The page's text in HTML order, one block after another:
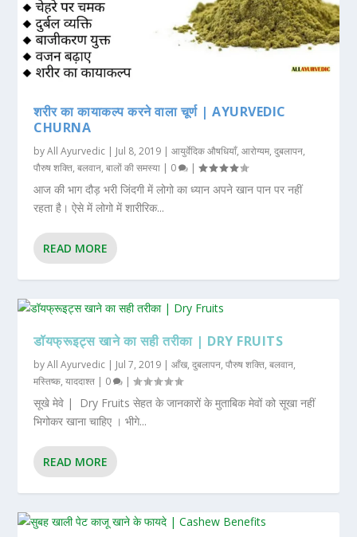
शरीर का कायाकल्प करने वाला चूर्ण | AYURVEDIC
CHURNA
byAll Ayurvedic | Jul 8, 2019 |आयुर्वेदिक औषधियाँ,आरोग्यम,दुबलापन,
पौरुष शक्ति,बलवान,बालों की समस्या | 0 |
आज की भाग दौड़ भरी जिंदगी में लोगो का ध्यान अपने खान पान पर नहीं
रहता है। ऐसे में लोगो में शारीरिक...
READ MORE
डॉयफ्रूइट्स खाने का सही तरीका | DRY FRUITS
byAll Ayurvedic | Jul 7, 2019 |आँख,दुबलापन,पौरुष शक्ति,बलवान,
मस्तिष्क,याददाश्त | 0 |
सूखे मेवे | Dry Fruits सेहत के जानकारों के मुताबिक मेवों को सूखा नहीं
भिगोकर खाना चाहिए । भीगे...
READ MORE